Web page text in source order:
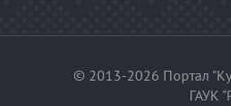
© 2013-2026 Портал
ГАУК